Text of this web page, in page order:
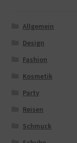
Allgemein
Design
Fashion
Kosmetik
Party
Reisen
Schmuck